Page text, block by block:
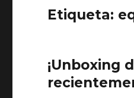
Etiqueta:
¡Unboxing